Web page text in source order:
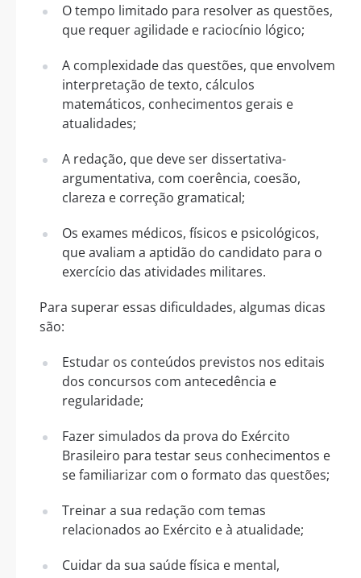
O tempo limitado para resolver as questões,
que requer agilidade e raciocínio lógico;
A complexidade das questões, que envolvem
interpretação de texto, cálculos
matemáticos, conhecimentos gerais e
atualidades;
A redação, que deve ser dissertativa-
argumentativa, com coerência, coesão,
clareza e correção gramatical;
Os exames médicos, físicos e psicológicos,
que avaliam a aptidão do candidato para o
exercício das atividades militares.
Para superar essas dificuldades, algumas dicas
são:
Estudar os conteúdos previstos nos editais
dos concursos com antecedência e
regularidade;
Fazer simulados da prova do Exército
Brasileiro para testar seus conhecimentos e
se familiarizar com o formato das questões;
Treinar a sua redação com temas
relacionados ao Exército e à atualidade;
Cuidar da sua saúde física e mental,